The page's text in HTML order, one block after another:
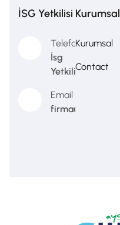
İSG Yetkilisi
Telefon
İsg
Yetkilisi
Email
firma@firma.com
Kurumsal
Kurumsal
Contact